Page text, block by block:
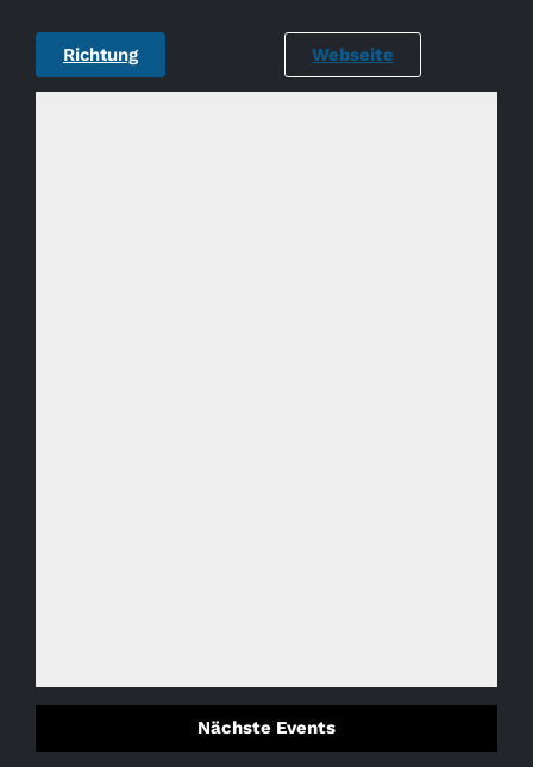
Richtung Webseite
Nächste Events